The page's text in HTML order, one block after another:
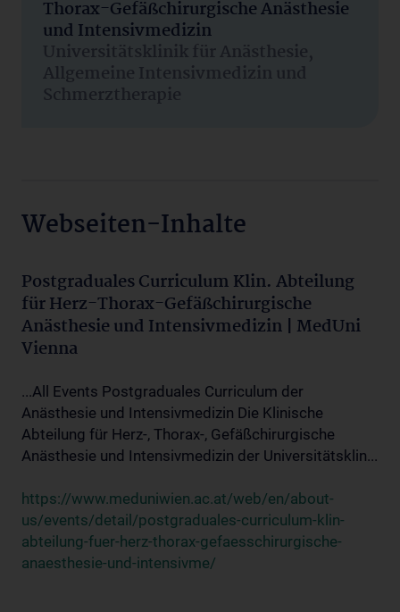
Thorax-Gefäßchirurgische Anästhesie
und Intensivmedizin
Universitätsklinik für Anästhesie,
Allgemeine Intensivmedizin und
Schmerztherapie
Webseiten-Inhalte
Postgraduales Curriculum Klin. Abteilung
für Herz-Thorax-Gefäßchirurgische
Anästhesie und Intensivmedizin | MedUni
Vienna
...All Events Postgraduales Curriculum der
Anästhesie und Intensivmedizin Die Klinische
Abteilung für Herz-, Thorax-, Gefäßchirurgische
Anästhesie und Intensivmedizin der Universitätsklin...
https://www.meduniwien.ac.at/web/en/about-
us/events/detail/postgraduales-curriculum-klin-
abteilung-fuer-herz-thorax-gefaesschirurgische-
anaesthesie-und-intensivme/